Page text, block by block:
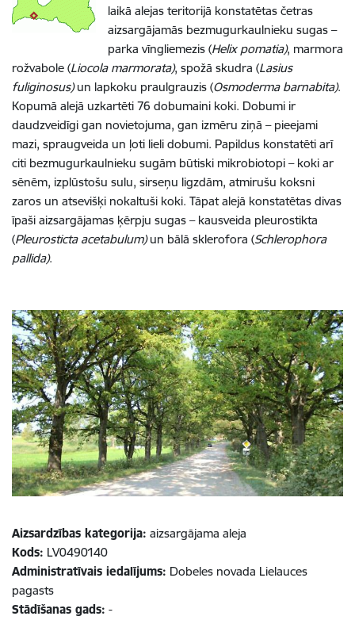
laikā alejas teritorijā konstatētas četras
aizsargājamās bezmugurkaulnieku sugas –
parka vīngliemezis (Helix pomatia), marmora
rožvabole (Liocola marmorata), spožā skudra (Lasius
fuliginosus)un lapkoku praulgrauzis (Osmoderma barnabita).
Kopumā alejā uzkartēti 76 dobumaini koki. Dobumi ir
daudzveidīgi gan novietojuma, gan izmēru ziņā – pieejami
mazi, spraugveida un ļoti lieli dobumi. Papildus konstatēti arī
citi bezmugurkaulnieku sugām būtiski mikrobiotopi – koki ar
sēnēm, izplūstošu sulu, sirseņu ligzdām, atmirušu koksni
zaros un atsevišķi nokaltuši koki. Tāpat alejā konstatētas divas
īpaši aizsargājamas ķērpju sugas – kausveida pleurostikta
(Pleurosticta acetabulum)un bālā sklerofora (Schlerophora
pallida).
Aizsardzības kategorija: aizsargājama aleja
Kods: LV0490140
Administratīvais iedalījums: Dobeles novada Lielauces
pagasts
Stādīšanas gads: -